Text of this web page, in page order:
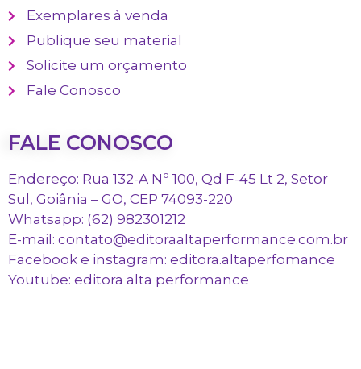
Exemplares à venda
Publique seu material
Solicite um orçamento
Fale Conosco
FALE CONOSCO
Endereço: Rua 132-A Nº 100, Qd F-45 Lt 2, Setor
Sul, Goiânia – GO, CEP 74093-220
Whatsapp: (62) 982301212
E-mail: contato@editoraaltaperformance.com.br
Facebook e instagram: editora.altaperfomance
Youtube: editora alta performance